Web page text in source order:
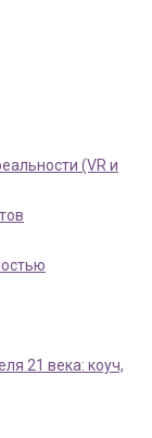
(VR и
21 века: коуч,